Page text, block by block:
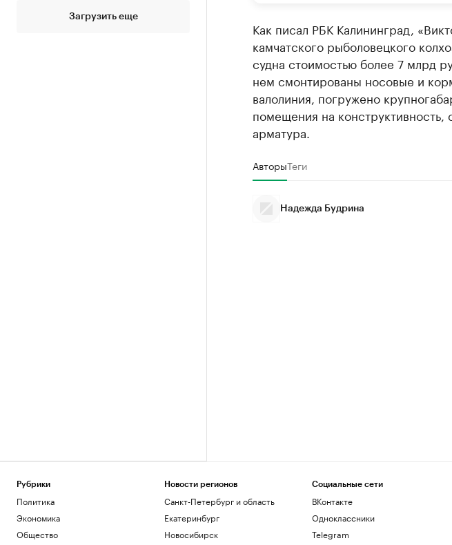
Загрузить еще
Как писал РБК Калининград,
камчатского рыболовецкого
судна стоимостью более 7 млрд
нем смонтированы носовые и
валолиния, погружено
помещения на конструктивность,
арматура.
АвторыТеги
Надежда Будрина
Рубрики
Политика
Экономика
Общество
Новости регионов
Санкт-Петербург и область
Екатеринбург
Новосибирск
Социальные сети
ВКонтакте
Одноклассники
Telegram